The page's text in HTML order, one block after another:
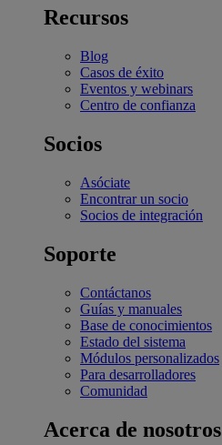
Recursos
Blog
Casos de éxito
Eventos y webinars
Centro de confianza
Socios
Asóciate
Encontrar un socio
Socios de integración
Soporte
Contáctanos
Guías y manuales
Base de conocimientos
Estado del sistema
Módulos personalizados
Para desarrolladores
Comunidad
Acerca de nosotros